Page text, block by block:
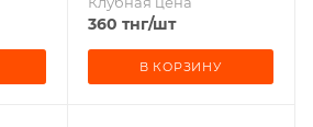
360 тнг/шт
В КОРЗИНУ